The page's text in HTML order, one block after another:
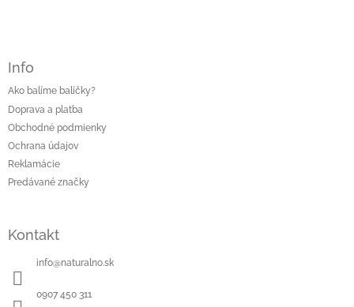
Info
Ako balíme balíčky?
Doprava a platba
Obchodné podmienky
Ochrana údajov
Reklamácie
Predávané značky
Kontakt
info@naturalno.sk
0907 450 311